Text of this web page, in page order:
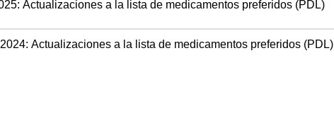
Actualizaciones a la lista de medicamentos preferidos (PDL)
Actualizaciones a la lista de medicamentos preferidos (PDL)